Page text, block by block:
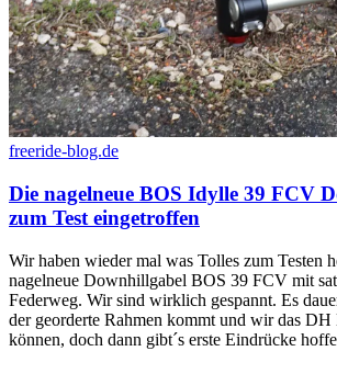
freeride-blog.de
Die nagelneue BOS Idylle 39 FCV
zum Test eingetroffen
Wir haben wieder mal was Tolles zum Testen
nagelneue Downhillgabel BOS 39 FCV mit
Federweg. Wir sind wirklich gespannt. Es
der georderte Rahmen kommt und wir das DH
können, doch dann gibt´s erste Eindrücke